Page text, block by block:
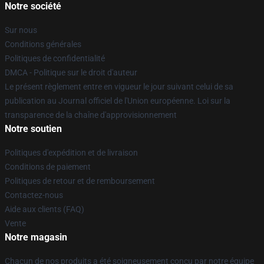
Notre société
Sur nous
Conditions générales
Politiques de confidentialité
DMCA - Politique sur le droit d'auteur
Le présent règlement entre en vigueur le jour suivant celui de sa
publication au Journal officiel de l'Union européenne. Loi sur la
transparence de la chaîne d'approvisionnement
Notre soutien
Politiques d'expédition et de livraison
Conditions de paiement
Politiques de retour et de remboursement
Contactez-nous
Aide aux clients (FAQ)
Vente
Notre magasin
Chacun de nos produits a été soigneusement conçu par notre équipe